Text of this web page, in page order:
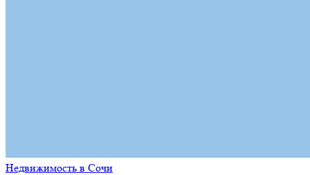
Недвижимость в Сочи